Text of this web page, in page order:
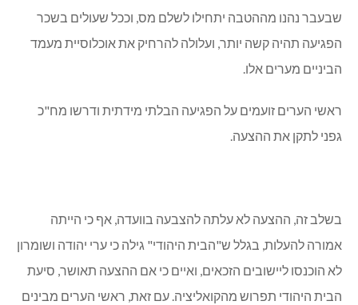
שבעבר נהנו מההטבה יתחילו לשלם מס, וככל שעולים בשכר
הפגיעה תהיה קשה יותר, ועלולה להרחיק את אוכלוסיית מעמד
הביניים מערים אלו.
ראשי הערים זועמים על הפגיעה הבלתי מידתית ודרשו מח"כ
גפני לתקן את ההצעה.
בשלב זה, ההצעה לא עלתה להצבעה בוועדה, אף כי הייתה
אמורה להעלות, בגלל ש"הבית היהודי" גילה כי ערי יהודה ושומרון
לא הוכנסו ליישובים הזכאים, ואיים כי אם ההצעה תאושר, סיעת
הבית היהודי תפרוש מהקואליציה. עם זאת, ראשי הערים מבינים